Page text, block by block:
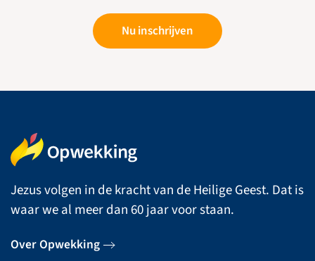
Nu inschrijven
Jezus volgen in de kracht van de Heilige Geest. Dat is
waar we al meer dan 60 jaar voor staan.
Over Opwekking